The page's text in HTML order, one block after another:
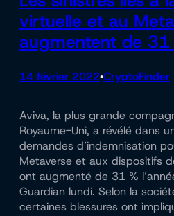
virtuelle et au
augmentent de 31
14 février 2022•CryptoFinder
Aviva, la plus grande
Royaume-Uni, a révélé dans
demandes d’indemnisation
Metaverse et aux dispositifs
ont augmenté de 31 %
Guardian lundi. Selon la
certaines blessures ont